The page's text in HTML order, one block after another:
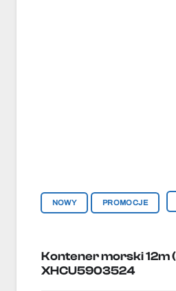
NOWY PROMOCJE
Kontener morski 12m
XHCU5903524